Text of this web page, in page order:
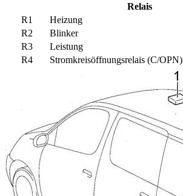
Relais
R1
Heizung
R2
Blinker
R3
Leistung
R4
Stromkreisöffnungsrelais (C/OPN)